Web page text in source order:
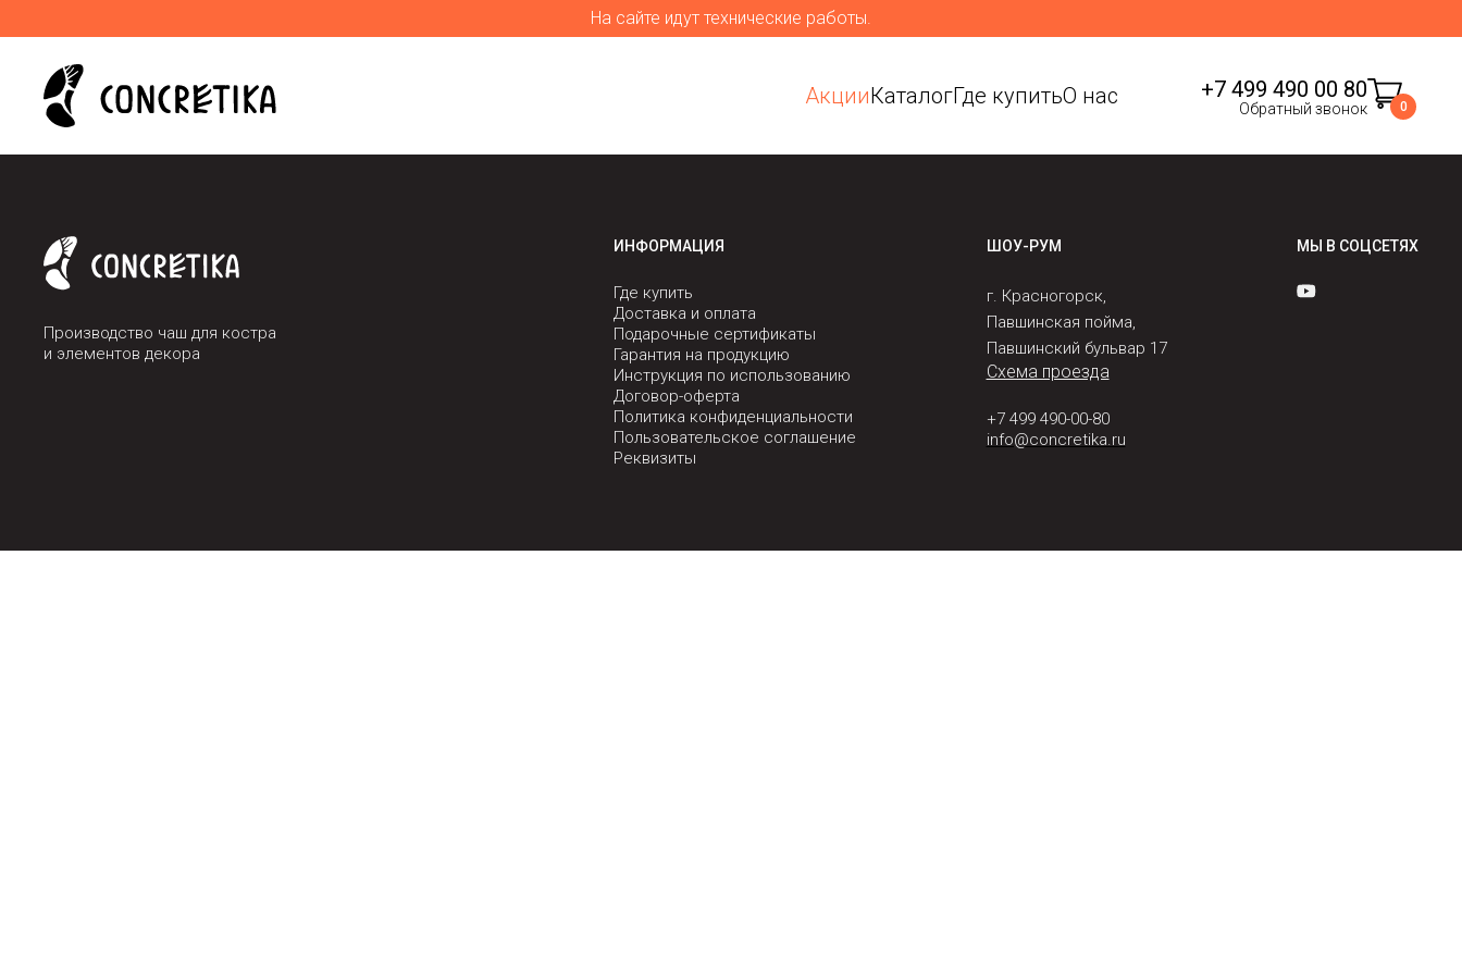
На сайте идут технические работы.
АкцииКаталогГде купитьО нас +7 499 490 00 80
Обратный звонок 0
Производство чаш для костра
и элементов декора
ИНФОРМАЦИЯ
Где купить
Доставка и оплата
Подарочные сертификаты
Гарантия на продукцию
Инструкция по использованию
Договор-оферта
Политика конфиденциальности
Пользовательское соглашение
Реквизиты
ШОУ-РУМ
г. Красногорск,
Павшинская пойма,
Павшинский бульвар 17
Схема проезда
+7 499 490-00-80
info@concretika.ru
МЫ В СОЦСЕТЯХ